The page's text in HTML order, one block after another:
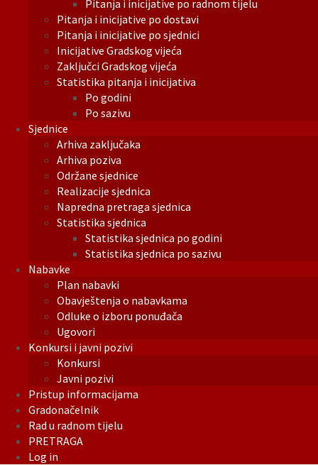
Pitanja i inicijative po radnom tijelu
Pitanja i inicijative po dostavi
Pitanja i inicijative po sjednici
Inicijative Gradskog vijeća
Zaključci Gradskog vijeća
Statistika pitanja i inicijativa
Po godini
Po sazivu
Sjednice
Arhiva zaključaka
Arhiva poziva
Održane sjednice
Realizacije sjednica
Napredna pretraga sjednica
Statistika sjednica
Statistika sjednica po godini
Statistika sjednica po sazivu
Nabavke
Plan nabavki
Obavještenja o nabavkama
Odluke o izboru ponuđača
Ugovori
Konkursi i javni pozivi
Konkursi
Javni pozivi
Pristup informacijama
Gradonačelnik
Rad u radnom tijelu
PRETRAGA
Log in